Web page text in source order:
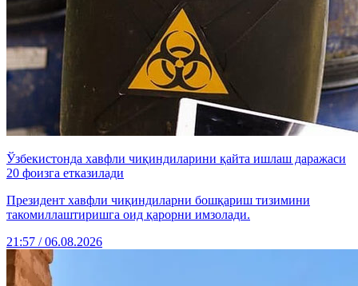
Ўзбекистонда хавфли чиқиндиларини қайта ишлаш даражаси
20 фоизга етказилади
Президент хавфли чиқиндиларни бошқариш тизимини
такомиллаштиришга оид қарорни имзолади.
21:57 / 06.08.2026